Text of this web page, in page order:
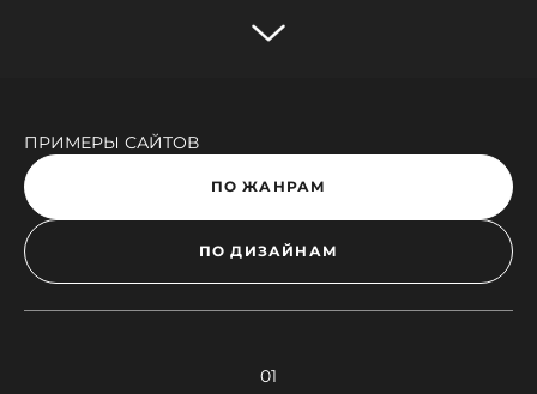
ПРИМЕРЫ САЙТОВ
ПО ЖАНРАМ
ПО ДИЗАЙНАМ
01